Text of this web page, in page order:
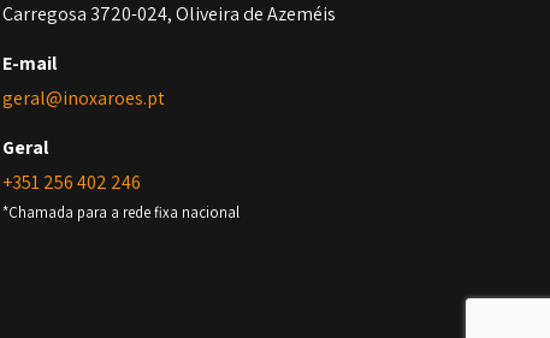
Carregosa 3720-024, Oliveira de Azeméis
E-mail
geral@inoxaroes.pt
Geral
+351 256 402 246
*Chamada para a rede fixa nacional